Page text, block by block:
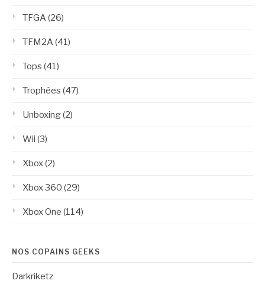
TFGA(26)
TFM2A(41)
Tops (41)
Trophées (47)
Unboxing(2)
Wii (3)
Xbox(2)
Xbox 360 (29)
Xbox One (114)
NOS COPAINS GEEKS
Darkriketz